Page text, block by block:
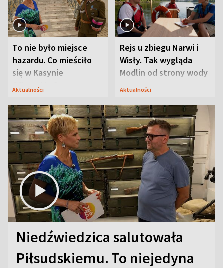
To nie było miejsce
hazardu. Co mieściło
się w Kasynie
Oficerskim?
Aktualności
Rejs u zbiegu Narwi i
Wisły. Tak wygląda
Modlin od strony wody
Aktualności
Niedźwiedzica salutowała
Piłsudskiemu. To niejedyna